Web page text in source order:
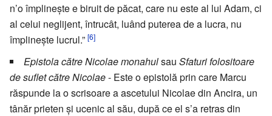
n’o împlinește e biruit de păcat, care nu este al lui Adam, ci
al celui neglijent, întrucât, luând puterea de a lucra, nu
împlinește lucrul.” [6]
Epistola către Nicolae monahulsau Sfaturi folositoare
de suflet către Nicolae- Este o epistolă prin care Marcu
răspunde la o scrisoare a ascetului Nicolae din Ancira, un
tânăr prieten și ucenic al său, după ce el s’a retras din